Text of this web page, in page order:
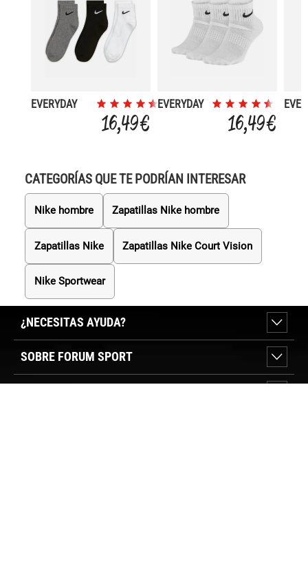
EVERYDAY
16,49 €
EVERYDAY
16,49 €
CATEGORÍAS QUE TE PODRÍAN INTERESAR
Nike hombre Zapatillas Nike hombre
Zapatillas Nike Zapatillas Nike Court Vision
Nike Sportwear
¿NECESITAS AYUDA?
SOBRE FORUM SPORT